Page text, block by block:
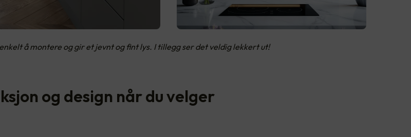
å montere og gir et jevnt og fint lys. I tillegg ser det veldig lekkert ut!
og design når du velger